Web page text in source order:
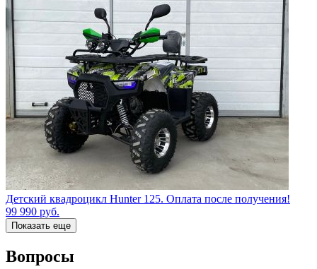
Детский квадроцикл Hunter 125. Оплата после получения!
99 990 руб.
Показать еще
Вопросы